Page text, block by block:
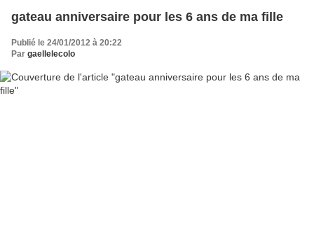
gateau anniversaire pour les 6 ans de ma fille
Publié le 24/01/2012 à 20:22
Par gaellelecolo